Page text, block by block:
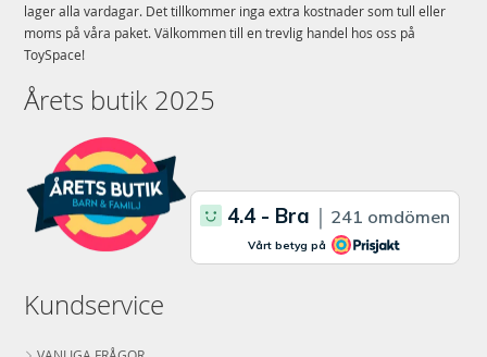
lager alla vardagar. Det tillkommer inga extra kostnader som tull eller
moms på våra paket. Välkommen till en trevlig handel hos oss på
ToySpace!
Årets butik 2025
Kundservice